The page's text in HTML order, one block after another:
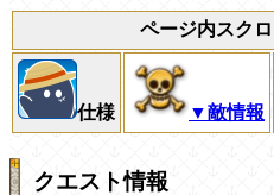
ページ内スク
仕様 ▼敵情報
クエスト情報